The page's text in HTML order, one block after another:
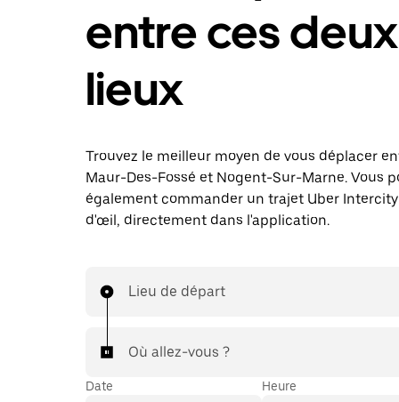
entre ces deux
lieux
Trouvez le meilleur moyen de vous déplacer
Maur-Des-Fossé et Nogent-Sur-Marne. Vous
également commander un trajet Uber
d'œil, directement dans l'application.
Lieu de départ
Où allez-vous ?
Date Heure